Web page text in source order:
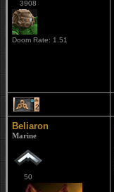
3908
Doom Rate: 1.51
2
Beliaron
Marine
50